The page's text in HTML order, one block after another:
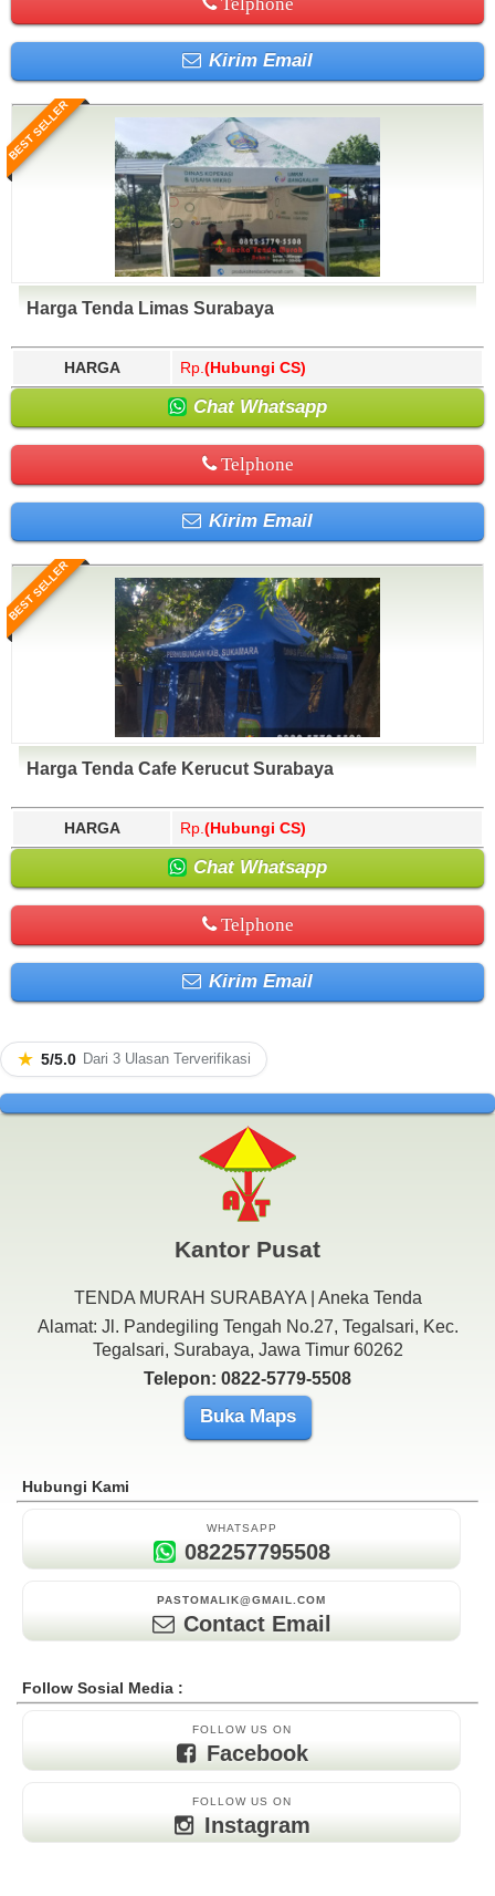
Kirim Email
BEST SELLER
Harga Tenda Limas Surabaya
HARGA Rp. (Hubungi CS)
Chat Whatsapp
Telphone
Kirim Email
BEST SELLER
Harga Tenda Cafe Kerucut Surabaya
HARGA Rp. (Hubungi CS)
Chat Whatsapp
Telphone
Kirim Email
★ 5/5.0 Dari 3 Ulasan Terverifikasi
Kantor Pusat
TENDA MURAH SURABAYA | Aneka Tenda
Alamat: Jl. Pandegiling Tengah No.27, Tegalsari, Kec.
Tegalsari, Surabaya, Jawa Timur 60262
Telepon: 0822-5779-5508
Buka Maps
Hubungi Kami
WHATSAPP
082257795508
PASTOMALIK@GMAIL.COM
Contact Email
Follow Sosial Media :
FOLLOW US ON
Facebook
FOLLOW US ON
Instagram